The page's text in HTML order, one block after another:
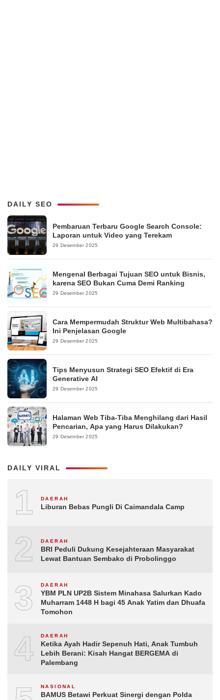
DAILY SEO
Pembaruan Terbaru Google Search Console:
Laporan untuk Video yang Terekam
29 Desember 2025
Mengenal Berbagai Tujuan SEO untuk Bisnis,
karena SEO Bukan Cuma Demi Ranking
29 Desember 2025
Cara Mempermudah Struktur Web Multibahasa?
Ini Penjelasan Google
29 Desember 2025
Tips Menyusun Strategi SEO Efektif di Era
Generative AI
29 Desember 2025
Halaman Web Tiba-Tiba Menghilang dari Hasil
Pencarian, Apa yang Harus Dilakukan?
29 Desember 2025
DAILY VIRAL
1 DAERAH
Liburan Bebas Pungli Di Caimandala Camp
2 DAERAH
BRI Peduli Dukung Kesejahteraan Masyarakat
Lewat Bantuan Sembako di Probolinggo
3 DAERAH
YBM PLN UP2B Sistem Minahasa Salurkan Kado
Muharram 1448 H bagi 45 Anak Yatim dan Dhuafa
Tomohon
4 DAERAH
Ketika Ayah Hadir Sepenuh Hati, Anak Tumbuh
Lebih Berani: Kisah Hangat BERGEMA di
Palembang
NASIONAL
BAMUS Betawi Perkuat Sinergi dengan Polda